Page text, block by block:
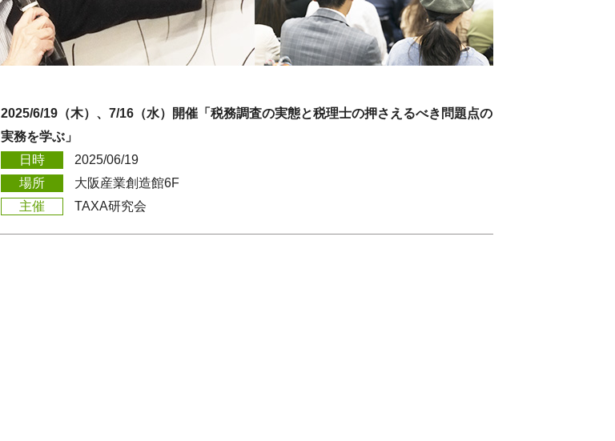
2025/6/19（木）、7/16（水）開催「税務調査の実態と税理士の押さえるべき問題点の
実務を学ぶ」
日時
2025/06/19
場所
大阪産業創造館6F
主催
TAXA研究会